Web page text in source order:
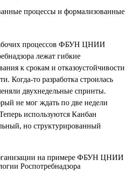
процессы и формализованные
процессов ФБУН ЦНИИ
лежат гибкие
к срокам и отказоустойчивости
Когда-то разработка строилась
двухнедельные спринты.
не мог ждать по две недели
используются Канбан
но структурированный